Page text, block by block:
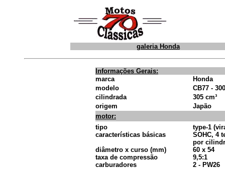
galeria Honda
Informações Gerais:
marca
Honda
modelo
CB77 - 300
cilindrada
305 cm³
origem
Japão
motor:
tipo
características básicas
diâmetro x curso (mm)
taxa de compressão
carburadores
type-1
SOHC, 4
por
60 x 54
9,5:1
2 - PW26